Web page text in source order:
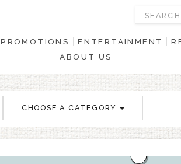
PROMOTIONS ENTERTAINMENT
ABOUT US
CHOOSE A CATEGORY